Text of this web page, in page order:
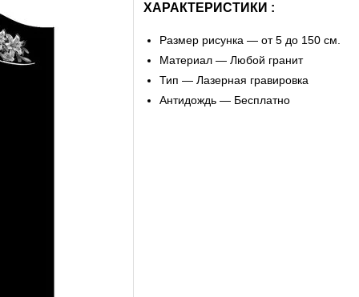
ХАРАКТЕРИСТИКИ :
Размер рисунка — от 5 до 150 см.
Материал — Любой гранит
Тип — Лазерная гравировка
Антидождь — Бесплатно